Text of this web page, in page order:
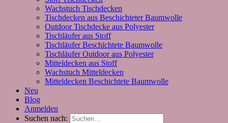
Wachstuch Tischdecken
Tischdecken aus Beschichteter Baumwolle
Outdoor Tischdecke aus Polyester
Tischläufer aus Stoff
Tischläufer Beschichtete Baumwolle
Tischläufer Outdoor aus Polyester
Mitteldecken aus Stoff
Wachstuch Mitteldecken
Mitteldecken Beschichtete Baumwolle
Neu
Blog
Anmelden
Suchen nach: